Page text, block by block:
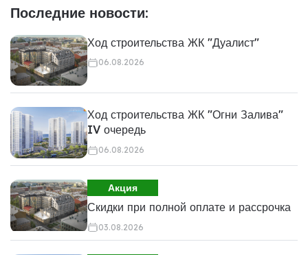
Последние новости:
Ход строительства ЖК "Дуалист"
06.08.2026
Ход строительства ЖК "Огни Залива"
IV очередь
06.08.2026
Акция
Скидки при полной оплате и рассрочка
03.08.2026